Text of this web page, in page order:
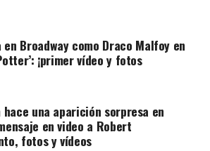
Broadway como Draco Malfoy en
¡primer vídeo y fotos
una aparición sorpresa en
en video a Robert
fotos y vídeos